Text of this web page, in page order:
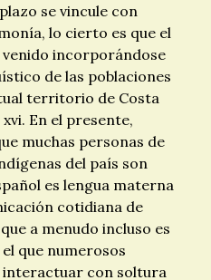
se vincule con
lo cierto es que el
venido incorporándose
de las poblaciones
territorio de Costa
xvi. En el presente,
muchas personas de
del país son
es lengua materna
cotidiana de
a menudo incluso es
que numerosos
interactuar con soltura